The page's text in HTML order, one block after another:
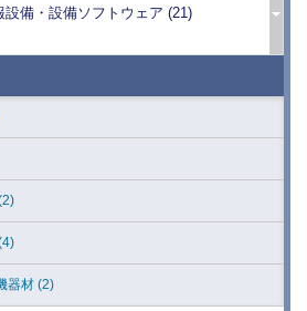
設備・設備ソフトウェア (21)
器材 (2)